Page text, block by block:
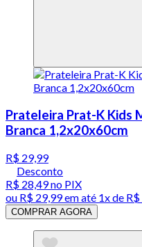
Prateleira Prat-K Kids
Branca 1,2x20x60cm
R$ 29,99
Desconto
R$ 28,49no PIX
ou R$ 29,99em até 1x de
COMPRAR AGORA